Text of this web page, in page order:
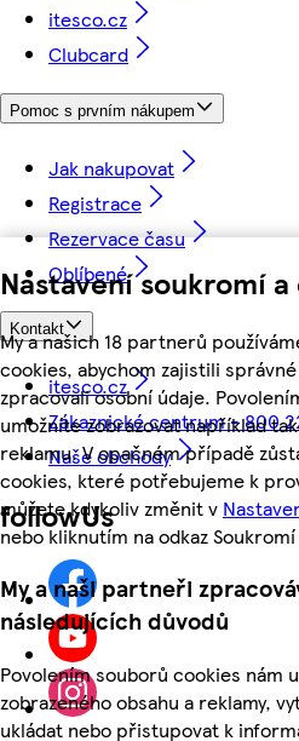
Nastavení soukromí
My a našich 18 partnerů
cookies, abychom zajistili
zpracovali osobní údaje.
umožníte zobrazovat například
reklamu. V opačném případě
cookies, které potřebujeme k
můžete kdykoliv změnit v
nebo kliknutím na odkaz
My a naši partneři
následujících důvodů
Povolením souborů cookies
zobrazeného obsahu a reklamy,
ukládat nebo přistupovat k
itesco.cz
Clubcard
Pomoc s prvním nákupem
Jak nakupovat
Registrace
Rezervace času
Oblíbené
Kontakt
itesco.cz
Zákaznické centrum - 800
Naše obchody
followUs